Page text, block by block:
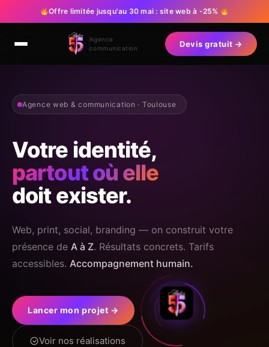
Offre limitée jusqu'au 30 mai : site web à -25%
Agence
communication
Devis gratuit →
Agence web & communication · Toulouse
Votre identité,
partout où elle
doit exister.
Web, print, social, branding — on construit votre
présence de A à Z. Résultats concrets. Tarifs
accessibles. Accompagnement humain.
Lancer mon projet →
Voir nos réalisations